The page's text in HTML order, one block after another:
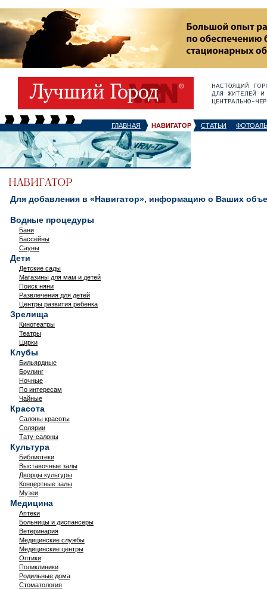
ГЛАВНАЯ НАВИГАТОР СТАТЬИ
Для добавления в «Навигатор», информацию о Ваших
Водные процедуры
Бани
Бассейны
Сауны
Дети
Детские сады
Магазины для мам и детей
Поиск няни
Развлечения для детей
Центры развития ребенка
Зрелища
Кинотеатры
Театры
Цирки
Клубы
Бильярдные
Боулинг
Ночные
По интересам
Чайные
Красота
Салоны красоты
Солярии
Тату-салоны
Культура
Библиотеки
Выставочные залы
Дворцы культуры
Концертные залы
Музеи
Медицина
Аптеки
Больницы и диспансеры
Ветеринария
Медицинские службы
Медицинские центры
Оптики
Поликлиники
Родильные дома
Стоматология